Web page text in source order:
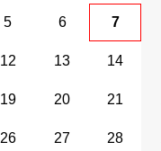
5 6 7
12 13 14
19 20 21
26 27 28